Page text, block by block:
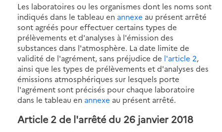
Les laboratoires ou les organismes dont les noms sont
indiqués dans le tableau en annexe au présent arrêté
sont agréés pour effectuer certains types de
prélèvements et d'analyses à l'émission des
substances dans l'atmosphère. La date limite de
validité de l'agrément, sans préjudice de l'article 2,
ainsi que les types de prélèvements et d'analyses des
émissions atmosphériques sur lesquels porte
l'agrément sont précisés pour chaque laboratoire
dans le tableau en annexe au présent arrêté.
Article 2 de l'arrêté du 26 janvier 2018